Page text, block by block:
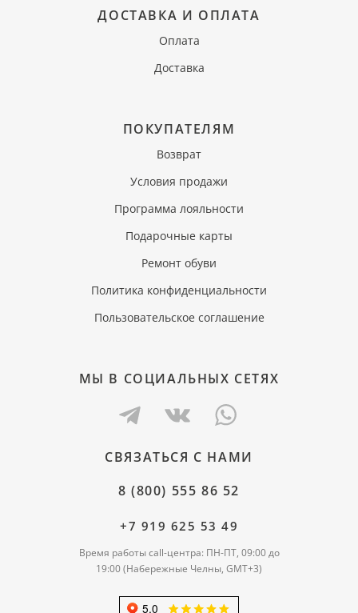
ДОСТАВКА И ОПЛАТА
Оплата
Доставка
ПОКУПАТЕЛЯМ
Возврат
Условия продажи
Программа лояльности
Подарочные карты
Ремонт обуви
Политика конфиденциальности
Пользовательское соглашение
МЫ В СОЦИАЛЬНЫХ СЕТЯХ
СВЯЗАТЬСЯ С НАМИ
8 (800) 555 86 52
+7 919 625 53 49
Время работы call-центра: ПН-ПТ, 09:00 до
19:00 (Набережные Челны, GMT+3)